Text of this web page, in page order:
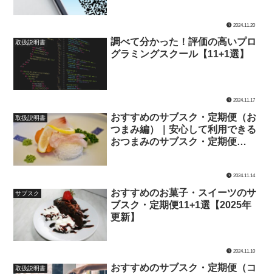
2024.11.20
取扱説明書
調べて分かった！評価の高いプロ
グラミングスクール【11+1選】
2024.11.17
取扱説明書
おすすめのサブスク・定期便（お
つまみ編）｜安心して利用できる
おつまみのサブスク・定期便
2024.11.14
サブスク
おすすめのお菓子・スイーツのサ
ブスク・定期便11+1選【2025年
更新】
2024.11.10
取扱説明書
おすすめのサブスク・定期便（コ